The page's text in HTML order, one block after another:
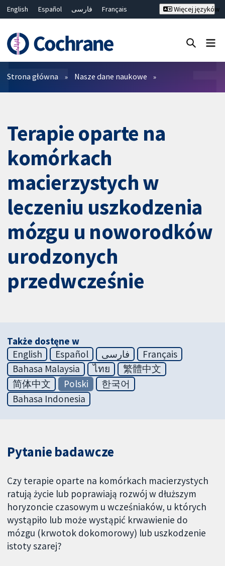
English Español فارسی
Français
Bahasa Malaysia
ไทย
繁體中文
简体中文
Więcej języków
Filtry
Strona główna Nasze dane naukowe
Terapie oparte na
komórkach
macierzystych w
leczeniu uszkodzenia
mózgu u noworodków
urodzonych
przedwcześnie
Także dostęne w
English
Español فارسی
Français
Bahasa Malaysia
ไทย
繁體中文
简体中文
Polski
한국어
Bahasa Indonesia
Pytanie badawcze
Czy terapie oparte na komórkach macierzystych
ratują życie lub poprawiają rozwój w dłuższym
horyzoncie czasowym u wcześniaków, u których
wystąpiło lub może wystąpić krwawienie do
mózgu (krwotok dokomorowy) lub uszkodzenie
istoty szarej?